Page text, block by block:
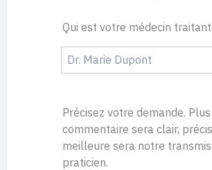
Qui est votre médecin traitant
Précisez votre demande.
commentaire sera clair,
meilleure sera notre
praticien.